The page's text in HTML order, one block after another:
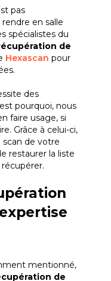
pas
en salle
spécialistes du
de
Hexascan pour
des
pourquoi, nous
faire usage, si
Grâce à celui-ci,
scan de votre
restaurer la liste
mentionné,
de